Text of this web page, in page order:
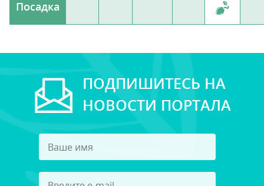
Посадка
ПОДПИШИТЕСЬ НА
НОВОСТИ ПОРТАЛА